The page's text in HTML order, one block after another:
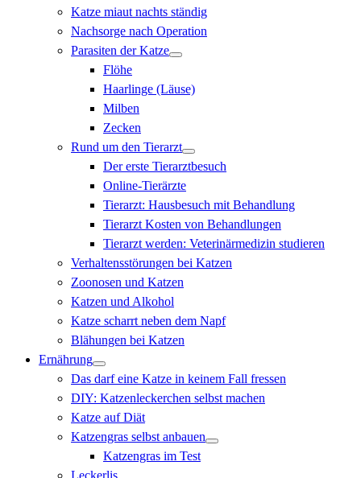
Katze miaut nachts ständig
Nachsorge nach Operation
Parasiten der Katze
Flöhe
Haarlinge (Läuse)
Milben
Zecken
Rund um den Tierarzt
Der erste Tierarztbesuch
Online-Tierärzte
Tierarzt: Hausbesuch mit Behandlung
Tierarzt Kosten von Behandlungen
Tierarzt werden: Veterinärmedizin studieren
Verhaltensstörungen bei Katzen
Zoonosen und Katzen
Katzen und Alkohol
Katze scharrt neben dem Napf
Blähungen bei Katzen
Ernährung
Das darf eine Katze in keinem Fall fressen
DIY: Katzenleckerchen selbst machen
Katze auf Diät
Katzengras selbst anbauen
Katzengras im Test
Leckerlis